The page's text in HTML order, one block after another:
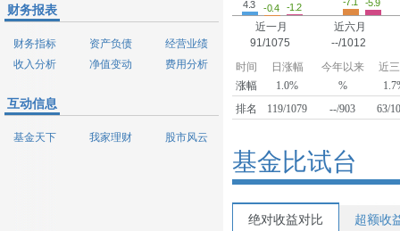
财务报表
财务指标 资产负债
经营业绩
收入分析
净值变动 费用分析
互动信息
基金天下 我家理财 股市风云
4.3 -0.4 -1.2
近一月
91/1075
-5.9
近六月
--/1012
时间
日涨幅 今年以来
近
涨幅
1.0% %
排名
119/1079 --/903 63/
基金比试台
绝对收益对比 超额收